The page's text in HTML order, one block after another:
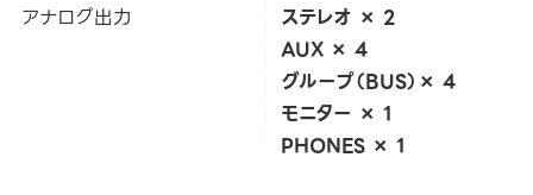
アナログ出力
ステレオ × 2
AUX × 4
グループ（BUS）× 4
モニター × 1
PHONES × 1